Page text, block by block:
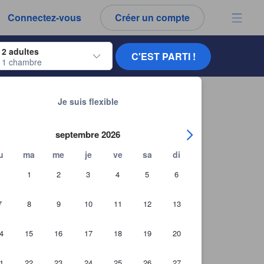
Connectez-vous Créer un compte
naviguer, appuyez sur Entrée pour sélectionner.
2 adultes
1 chambre
de dates. Utilisez les flèches du clavier pour naviguer entre les
Je suis flexible
septembre 2026
ma me je ve sa di
1 2 3 4 5 6
8 9 10 11 12 13
15 16 17 18 19 20
C'EST PARTI !